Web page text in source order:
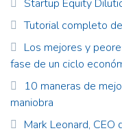
Startup Equity
Tutorial completo
Los mejores y
fase de un ciclo
10 maneras de
maniobra
Mark Leonard,